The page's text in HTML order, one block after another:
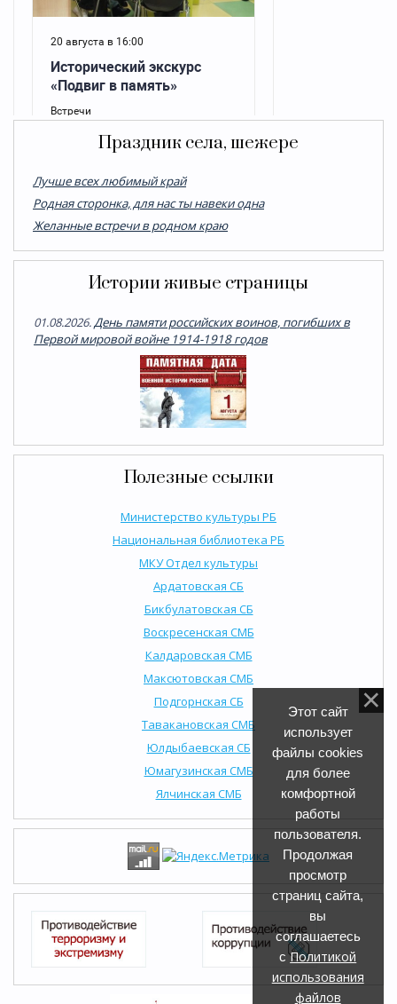
Праздник села, шежере
Лучше всех любимый край
Родная сторонка, для нас ты навеки одна
Желанные встречи в родном краю
Истории живые страницы
01.08.2026.День памяти российских воинов, погибших в
Первой мировой войне 1914-1918 годов
Полезные ссылки
Министерство культуры РБ
Национальная библиотека РБ
МКУ Отдел культуры
Ардатовская СБ
Бикбулатовская СБ
Воскресенская СМБ
Калдаровская СМБ
Максютовская СМБ
Подгорнская СБ
Тавакановская СМБ
Юлдыбаевская СБ
Юмагузинская СМБ
Ялчинская СМБ
Этот сайт
использует
файлы cookies
для более
комфортной
работы
пользователя.
Продолжая
просмотр
страниц сайта,
вы
соглашаетесь
сПолитикой
использования
файлов